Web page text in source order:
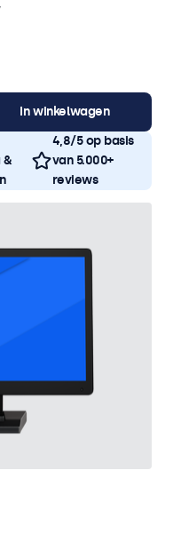
In winkelwagen
&
4,8/5 op basis
van 5.000+
reviews